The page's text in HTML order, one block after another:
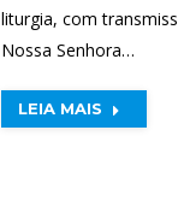
liturgia, com
Nossa Senhora…
LEIA MAIS